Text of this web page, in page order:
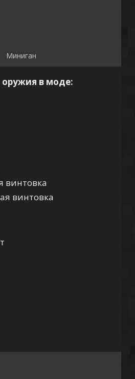
Миниган
в моде:
винтовка
винтовка